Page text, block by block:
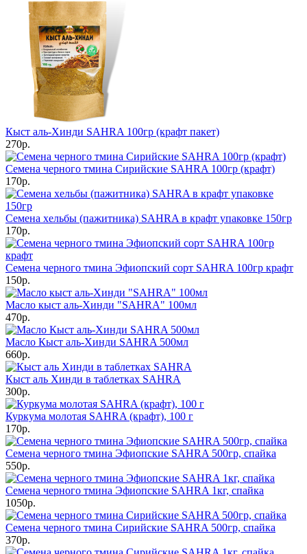
Кыст аль-Хинди SAHRA 100гр (крафт пакет)
270р.
Семена черного тмина Сирийские SAHRA 100гр (крафт)
170р.
Семена хельбы (пажитника) SAHRA в крафт упаковке 150гр
170р.
Семена черного тмина Эфиопский сорт SAHRA 100гр крафт
150р.
Масло кыст аль-Хинди "SAHRA" 100мл
470р.
Масло Кыст аль-Хинди SAHRA 500мл
660р.
Кыст аль Хинди в таблетках SAHRA
300р.
Куркума молотая SAHRA (крафт), 100 г
170р.
Семена черного тмина Эфиопские SAHRA 500гр, спайка
550р.
Семена черного тмина Эфиопские SAHRA 1кг, спайка
1050р.
Семена черного тмина Сирийские SAHRA 500гр, спайка
370р.